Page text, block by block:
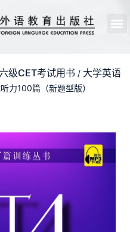
级CET考试用书 / 大学英语
力100篇（新题型版）